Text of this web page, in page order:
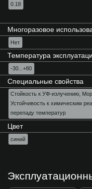
0.18
Многоразовое
Нет
Температура
-30...+80
Специальные свойства
Стойкость к УФ-излучению,
Устойчивость к химическим
перепаду температур
Цвет
синий